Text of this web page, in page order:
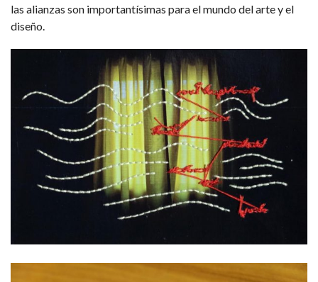
las alianzas son importantísimas para el mundo del arte y el
diseño.